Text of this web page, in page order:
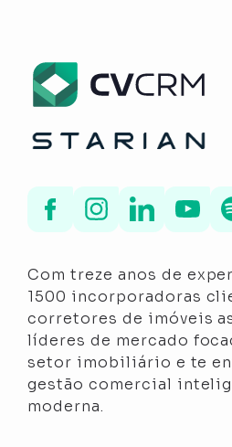
Com treze anos de
1500 incorporadoras
corretores de imóveis
líderes de mercado
setor imobiliário e te
gestão comercial
moderna.